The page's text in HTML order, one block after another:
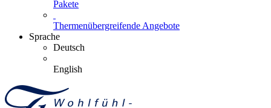
Pakete
Thermenübergreifende Angebote
Sprache
Deutsch
English